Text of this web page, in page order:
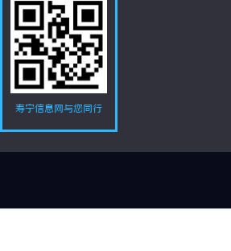
寿宁信息网与您同行